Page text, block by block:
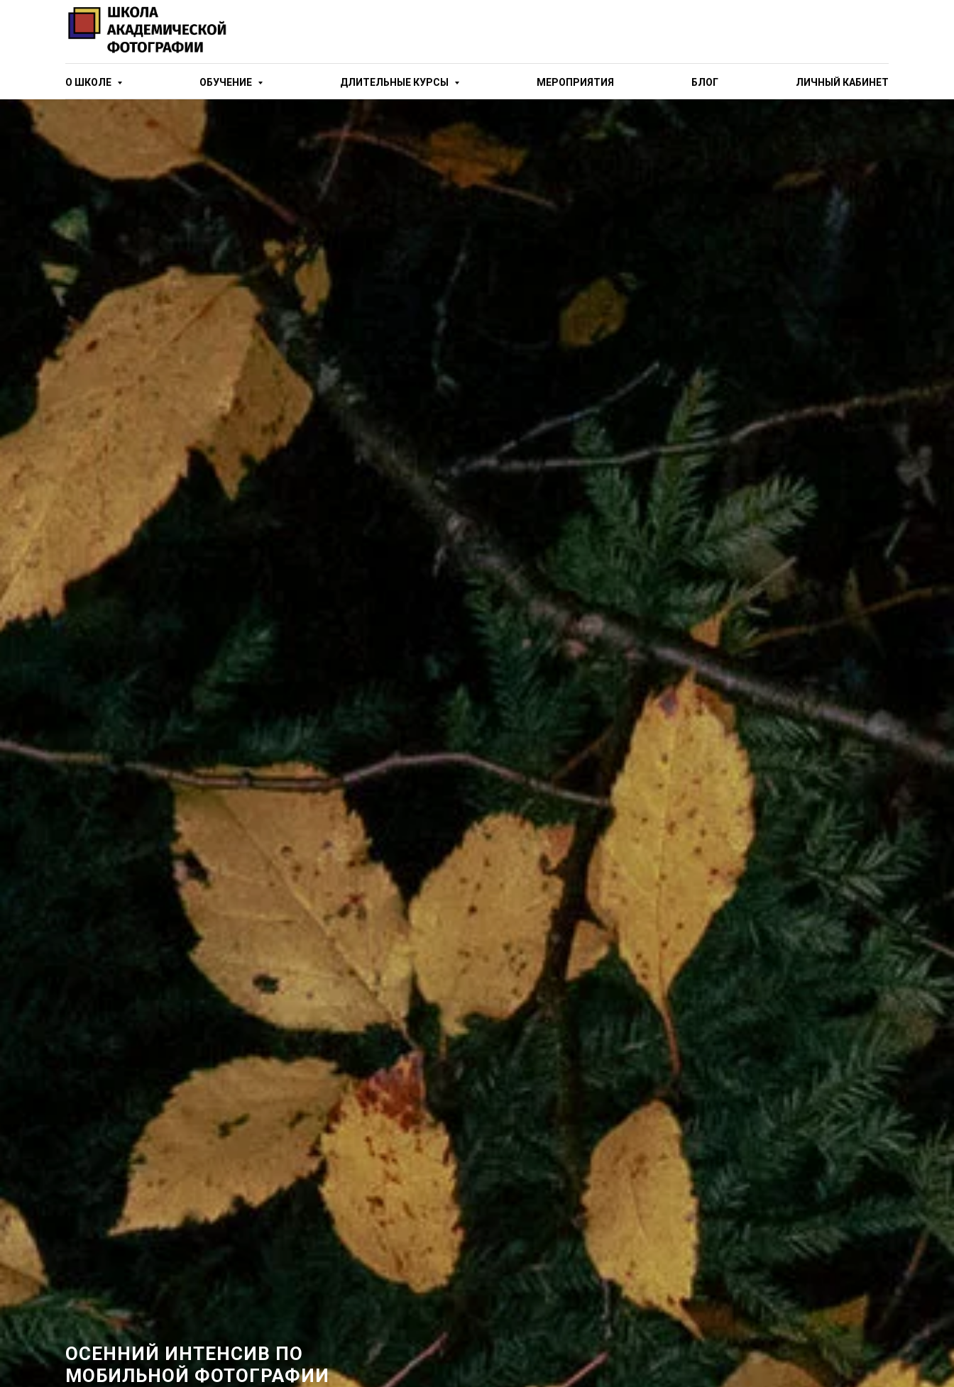
О ШКОЛЕ ОБУЧЕНИЕ ДЛИТЕЛЬНЫЕ КУРСЫ МЕРОПРИЯТИЯ БЛОГ ЛИЧНЫЙ КАБИНЕТ
ОСЕННИЙ ИНТЕНСИВ ПО
МОБИЛЬНОЙ ФОТОГРАФИИ